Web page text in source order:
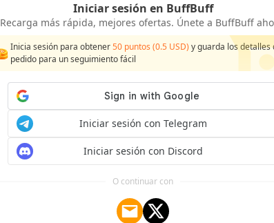
Sin datos
Iniciar sesión en BuffBuff
Recarga más rápida, mejores ofertas. Únete a BuffBuff
Inicia sesión para obtener50 puntos (0.5 USD) y guarda los detalles
pedido para un seguimiento fácil
Iniciar sesión con Telegram
Iniciar sesión con Discord
O continuar con